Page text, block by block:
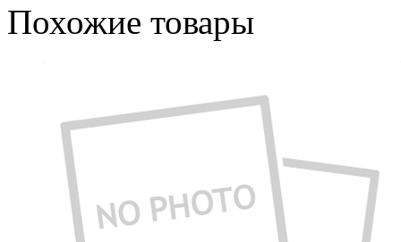
Похожие товары